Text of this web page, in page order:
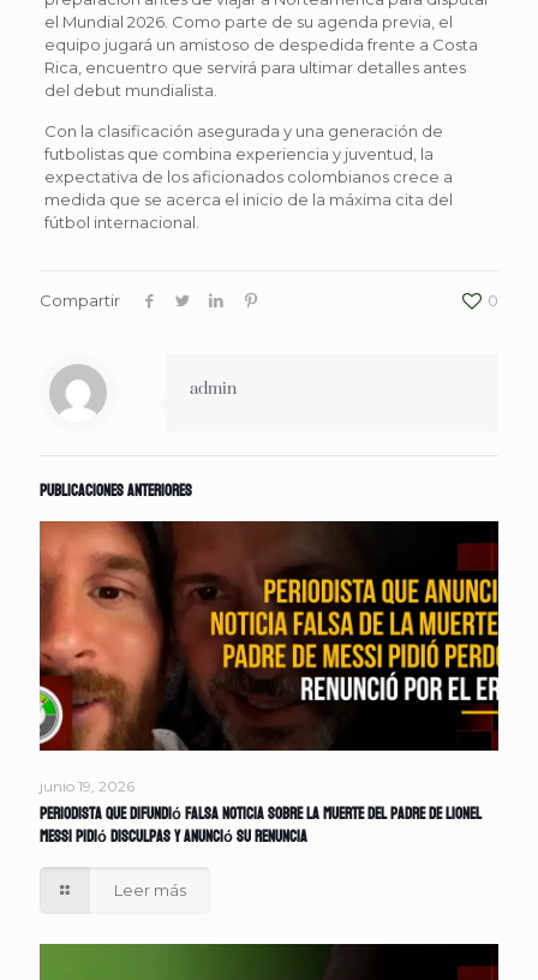
el Mundial 2026. Como parte de su agenda previa, el
equipo jugará un amistoso de despedida frente a Costa
Rica, encuentro que servirá para ultimar detalles antes
del debut mundialista.
Con la clasificación asegurada y una generación de
futbolistas que combina experiencia y juventud, la
expectativa de los aficionados colombianos crece a
medida que se acerca el inicio de la máxima cita del
fútbol internacional.
Compartir 0
admin
Publicaciones anteriores
junio 19, 2026
Periodista que difundió falsa noticia sobre la muerte del padre de Lionel
Messi pidió disculpas y anunció su renuncia
Leer más